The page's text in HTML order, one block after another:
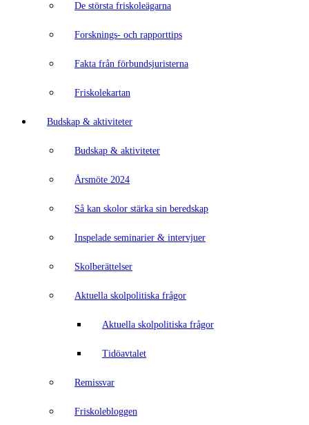
De största friskoleägarna
Forsknings- och rapporttips
Fakta från förbundsjuristerna
Friskolekartan
Budskap & aktiviteter
Budskap & aktiviteter
Årsmöte 2024
Så kan skolor stärka sin beredskap
Inspelade seminarier & intervjuer
Skolberättelser
Aktuella skolpolitiska frågor
Aktuella skolpolitiska frågor
Tidöavtalet
Remissvar
Friskolebloggen